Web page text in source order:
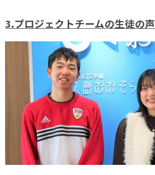
3.プロジェクトチームの生徒の声